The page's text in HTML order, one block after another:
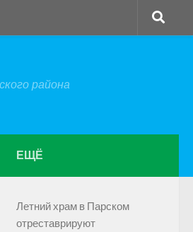
района
ЕЩЁ
Летний храм в Парском
отреставрируют